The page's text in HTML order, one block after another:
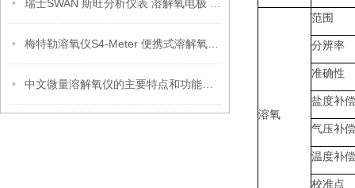
溶氧
范围
分辨率
准确性
盐度补偿
气压补偿
温度补偿
校准点